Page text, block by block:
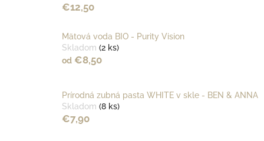
€12,50
Mätová voda BIO - Purity Vision
Skladom (2 ks)
od €8,50
Prírodná zubná pasta WHITE v skle - BEN & ANNA
Skladom (8 ks)
€7,90